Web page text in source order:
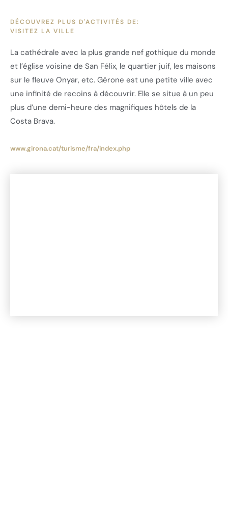
DÉCOUVREZ PLUS D'ACTIVITÉS DE:
VISITEZ LA VILLE
La cathédrale avec la plus grande nef gothique du monde
et l’église voisine de San Félix, le quartier juif, les maisons
sur le fleuve Onyar, etc. Gérone est une petite ville avec
une infinité de recoins à découvrir. Elle se situe à un peu
plus d’une demi-heure des magnifiques hôtels de la
Costa Brava.
www.girona.cat/turisme/fra/index.php